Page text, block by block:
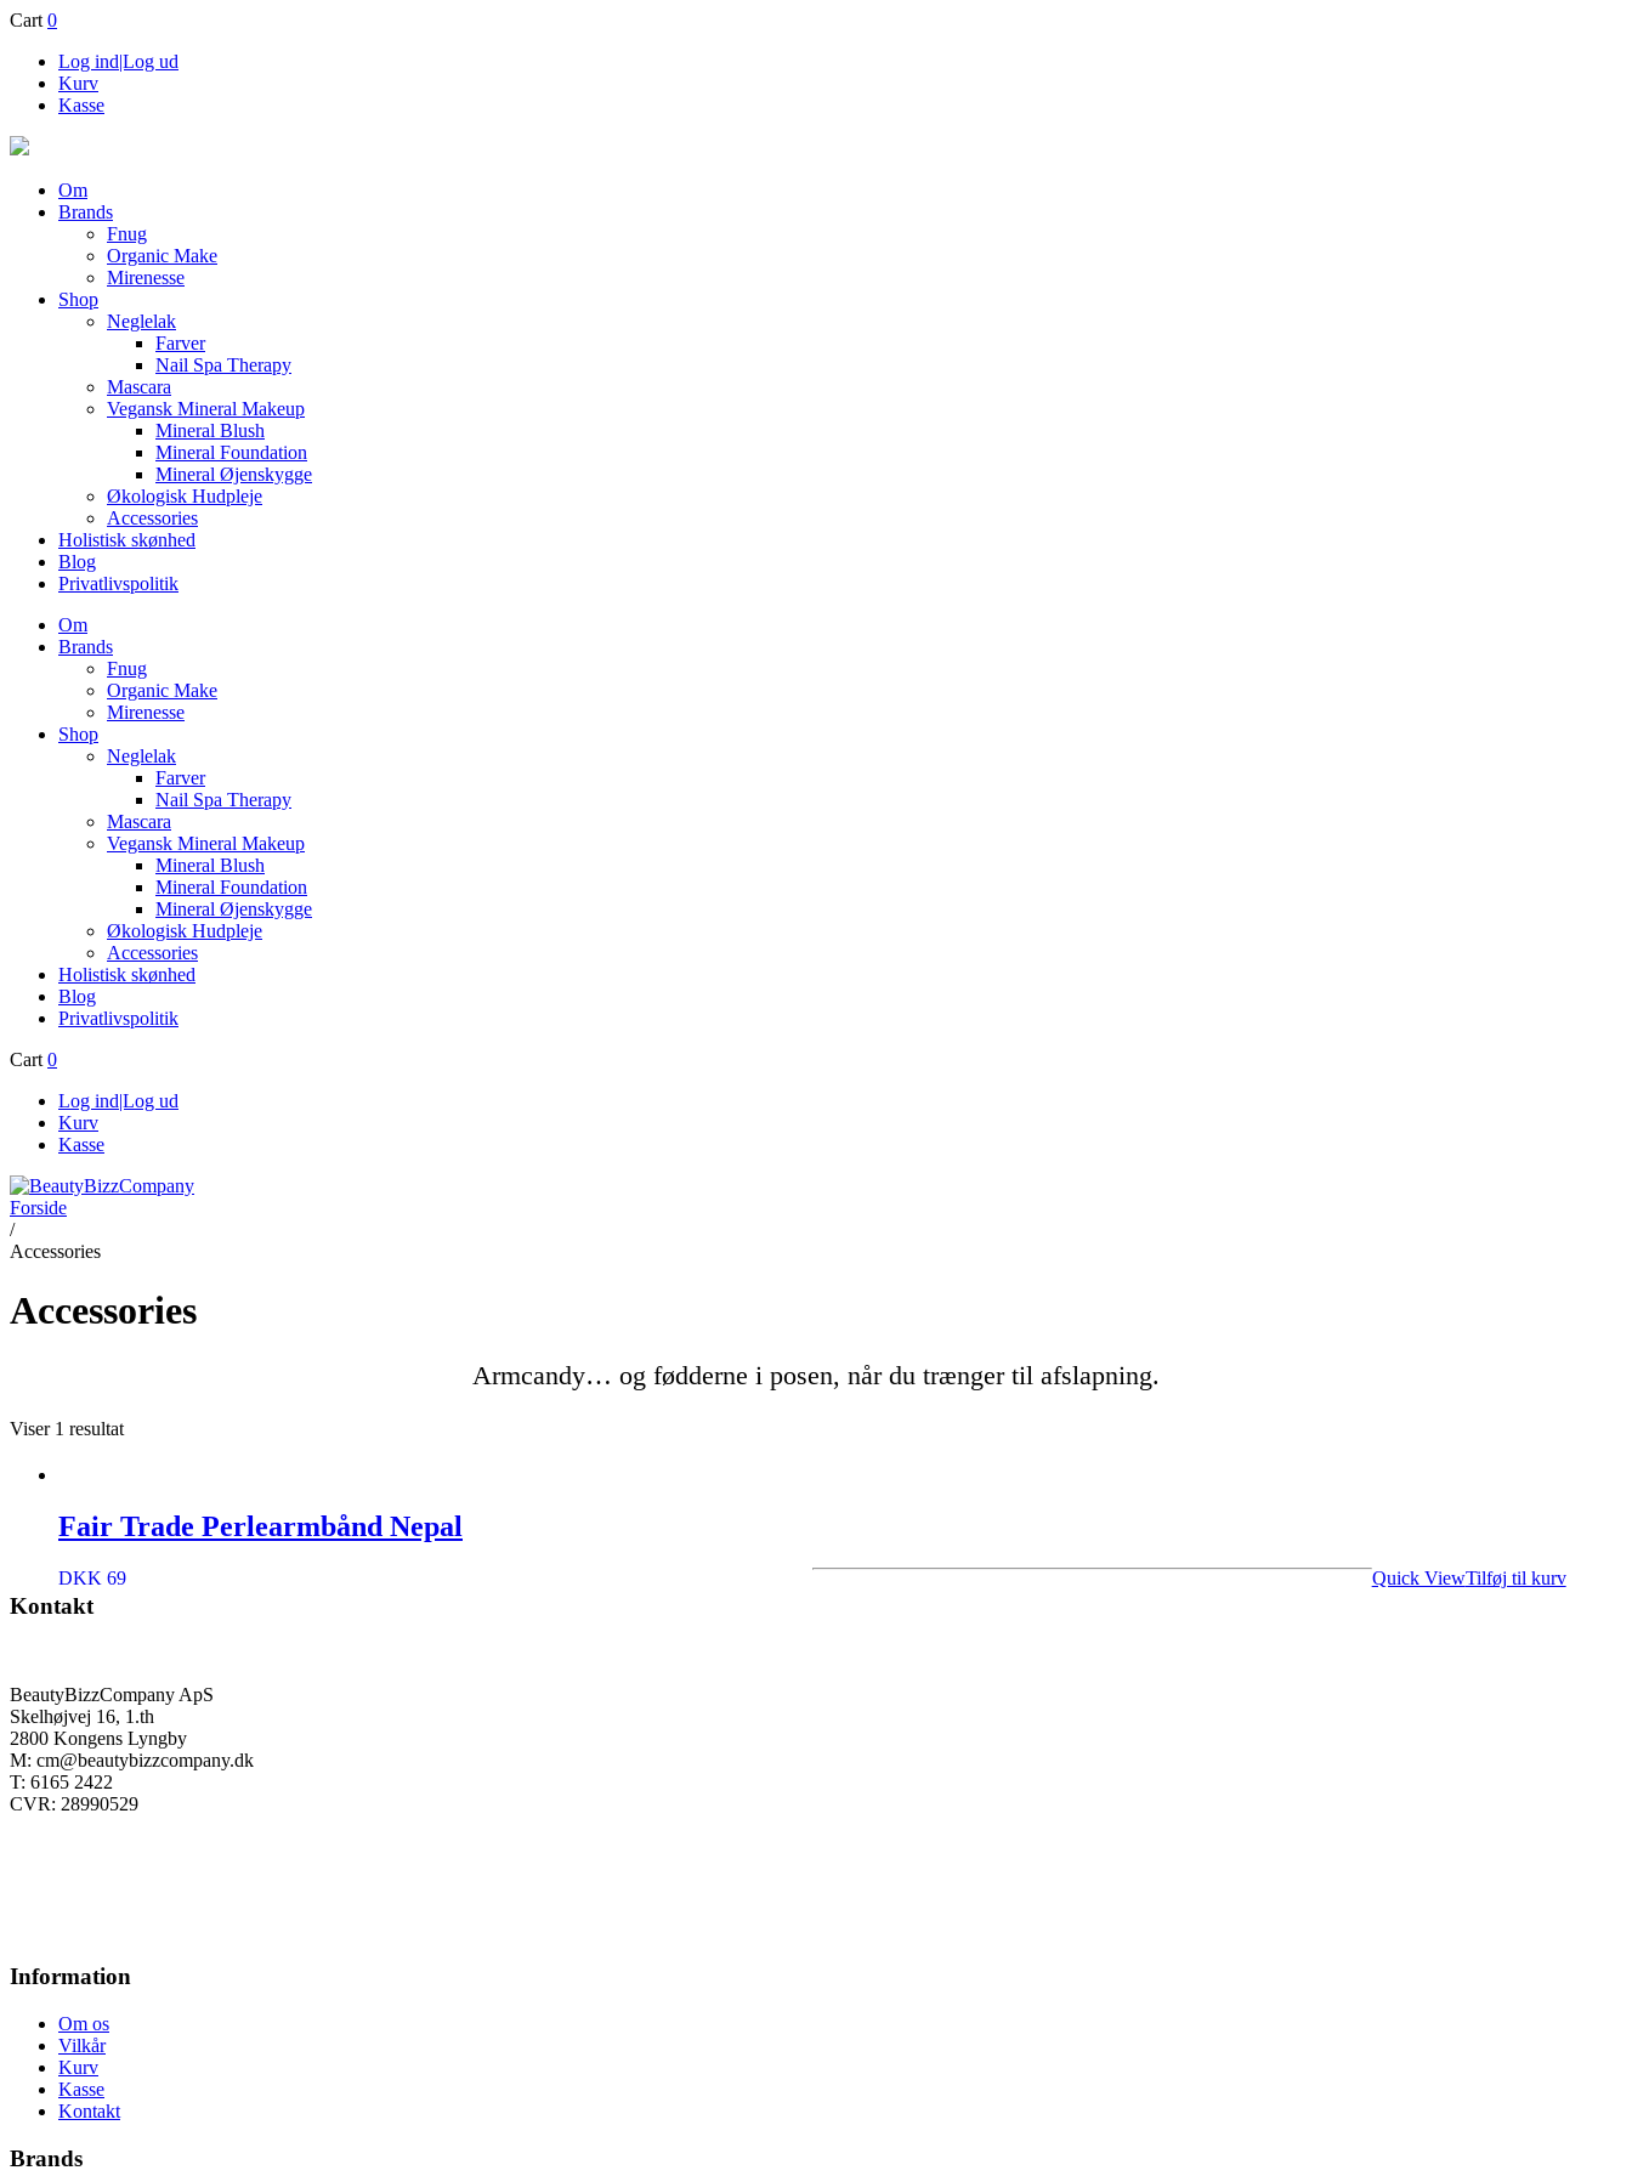
Cart 0
Log ind|Log ud
Kurv
Kasse
Om
Brands
Fnug
Organic Make
Mirenesse
Shop
Neglelak
Farver
Nail Spa Therapy
Mascara
Vegansk Mineral Makeup
Mineral Blush
Mineral Foundation
Mineral Øjenskygge
Økologisk Hudpleje
Accessories
Holistisk skønhed
Blog
Privatlivspolitik
Om
Brands
Fnug
Organic Make
Mirenesse
Shop
Neglelak
Farver
Nail Spa Therapy
Mascara
Vegansk Mineral Makeup
Mineral Blush
Mineral Foundation
Mineral Øjenskygge
Økologisk Hudpleje
Accessories
Holistisk skønhed
Blog
Privatlivspolitik
Cart 0
Log ind|Log ud
Kurv
Kasse
Forside
/
Accessories
Accessories
Armcandy… og fødderne i posen, når du trænger til afslapning.
Viser 1 resultat
Fair Trade Perlearmbånd Nepal
DKK 69 Tilføj til kurv
Quick View
Kontakt
BeautyBizzCompany ApS
Skelhøjvej 16, 1.th
2800 Kongens Lyngby
M: cm@beautybizzcompany.dk
T: 6165 2422
CVR: 28990529
Information
Om os
Vilkår
Kurv
Kasse
Kontakt
Brands